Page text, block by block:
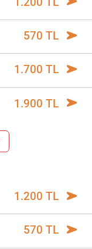
570 TL
1.700 TL
1.900 TL
1.200 TL
570 TL